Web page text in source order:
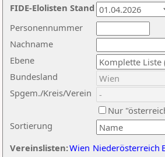
Nachname
Ebene
Sortierung
Personennummer
Bundesland
Spgem./Kreis/Verein
Nur
Vereinslisten:Wien Niederösterreich
FIDE-Elolisten Stand